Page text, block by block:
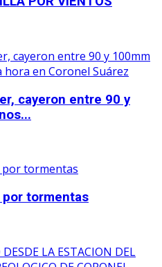
cayeron entre 90 y
tormentas